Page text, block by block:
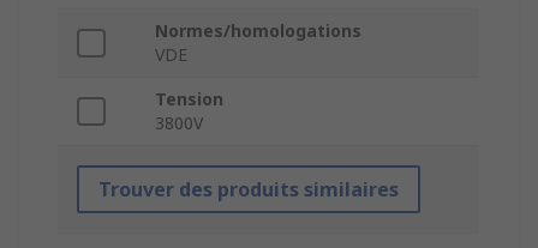
Normes/homologations
VDE
Tension
3800V
Trouver des produits similaires